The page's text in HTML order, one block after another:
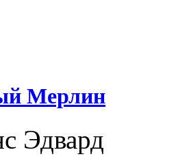
Мерлин
Эдвард